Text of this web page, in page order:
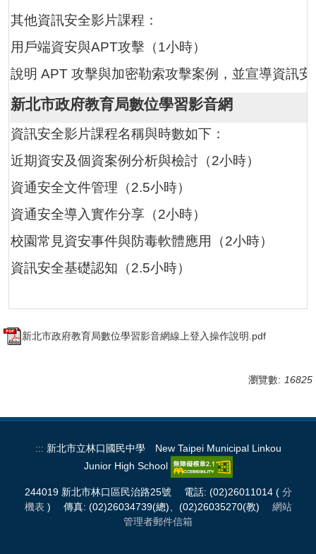
其他資訊安全影片課程：
用戶端資安與APT攻擊（1小時）
說明 APT 攻擊與加密勒索攻擊案例，並宣導資訊
新北市政府教育局數位學習影音網
資訊安全影片課程名稱與時數如下：
近期資安及個資案例分析與檢討（2小時）
資通安全文件管理（2.5小時）
資通安全導入實作分享（2小時）
校園常見資安事件與防毒軟體應用（2小時）
資訊安全基礎認知（2.5小時）
新北市政府教育局數位學習影音網線上登入操作說明.pdf
瀏覽數: 16825
::: 新北市立林口國民中學 New Taipei Municipal Linkou
Junior High School
244019 新北市林口區民治路25號 電話: (02)26011014 ( 分
機表 ) 傳真: (02)26034739(總)、(02)26035270(教) 網站
管理者郵件信箱